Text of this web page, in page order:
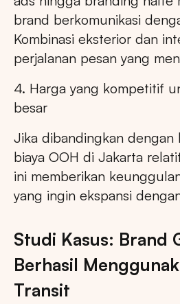
brand berkomunikasi
Kombinasi eksterior dan
perjalanan pesan yang
4. Harga yang kompetitif
besar
Jika dibandingkan dengan
biaya OOH di Jakarta
ini memberikan
yang ingin ekspansi
Studi Kasus: Brand
Berhasil
Transit